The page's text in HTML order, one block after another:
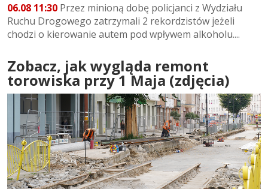
06.08 11:30 Przez minioną dobę policjanci z Wydziału
Ruchu Drogowego zatrzymali 2 rekordzistów jeżeli
chodzi o kierowanie autem pod wpływem alkoholu....
Zobacz, jak wygląda remont
torowiska przy 1 Maja (zdjęcia)